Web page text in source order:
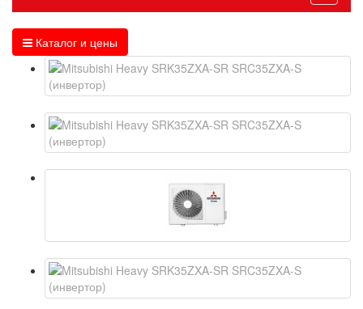
Каталог и цены